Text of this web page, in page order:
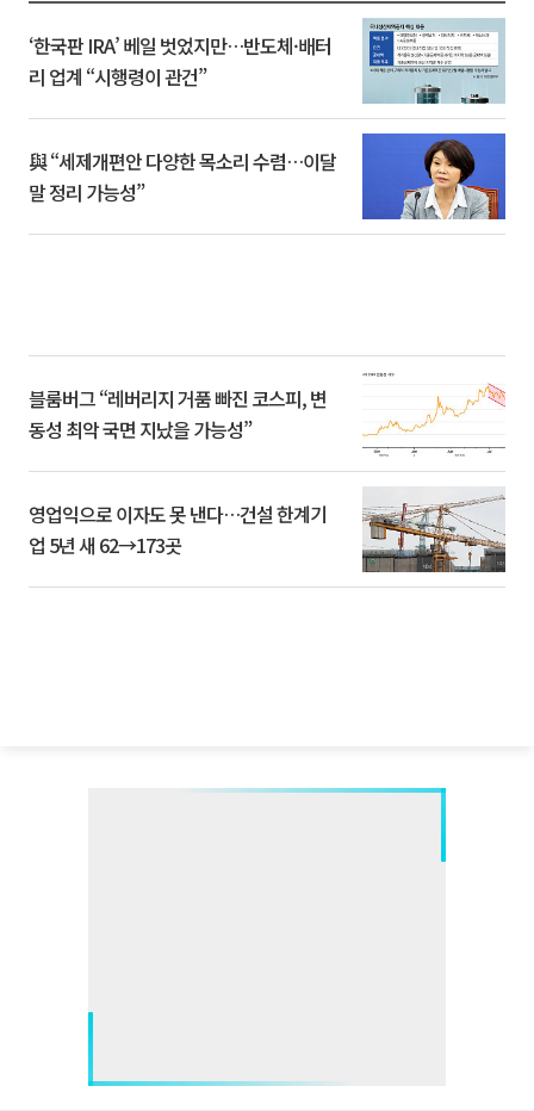
‘한국판 IRA’ 베일 벗었지만…반도체·배터
리 업계 “시행령이 관건”
與 “세제개편안 다양한 목소리 수렴…이달
말 정리 가능성”
블룸버그 “레버리지 거품 빠진 코스피, 변
동성 최악 국면 지났을 가능성”
영업익으로 이자도 못 낸다…건설 한계기
업 5년 새 62→173곳